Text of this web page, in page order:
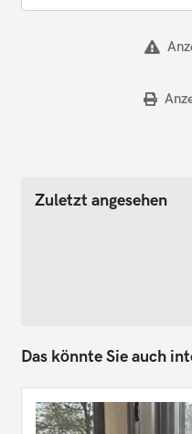
Zuletzt angesehen
Das könnte Sie auch